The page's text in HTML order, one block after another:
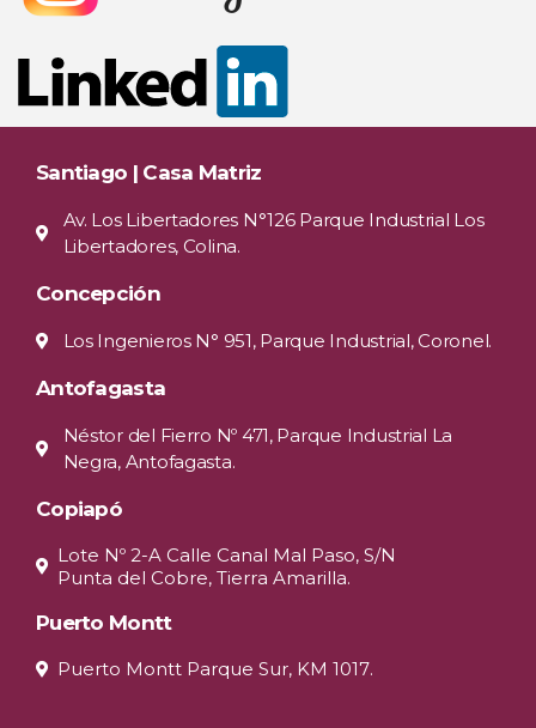
Santiago | Casa Matriz
Av. Los Libertadores N°126 Parque Industrial Los
Libertadores, Colina.
Concepción
Los Ingenieros N° 951, Parque Industrial, Coronel.
Antofagasta
Néstor del Fierro Nº 471, Parque Industrial La
Negra, Antofagasta.
Copiapó
Lote Nº 2-A Calle Canal Mal Paso, S/N
Punta del Cobre, Tierra Amarilla.
Puerto Montt
Puerto Montt Parque Sur, KM 1017.